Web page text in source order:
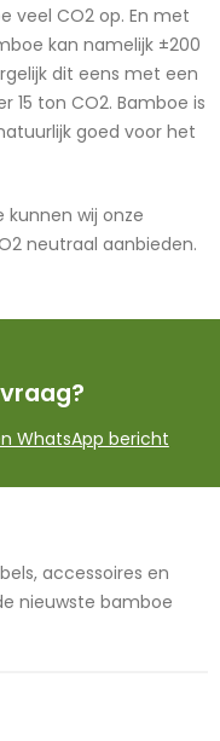
veel CO2 op. En met
kan namelijk ±200
dit eens met een
15 ton CO2. Bamboe is
goed voor het
wij onze
neutraal aanbieden.
WhatsApp bericht
accessoires en
nieuwste bamboe